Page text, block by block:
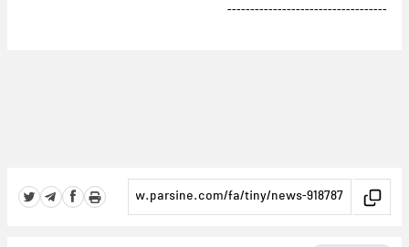
-----------------------------------